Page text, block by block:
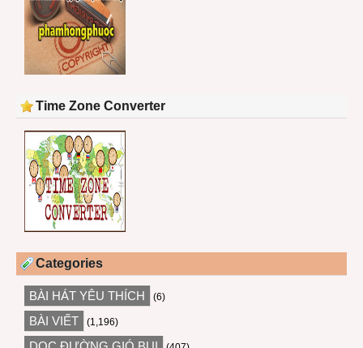
Time Zone Converter
Categories
BÀI HÁT YÊU THÍCH (6)
BÀI VIẾT (1,196)